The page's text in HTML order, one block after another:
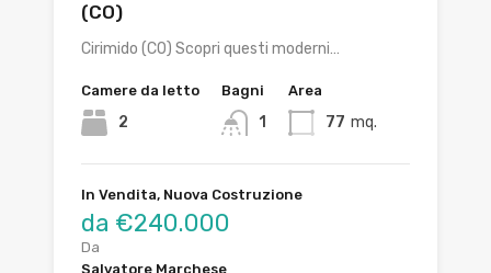
(CO)
Cirimido (CO) Scopri questi moderni…
Camere da letto
2
Bagni
1
Area
77 mq.
In Vendita, Nuova Costruzione
da €240.000
Da
Salvatore Marchese